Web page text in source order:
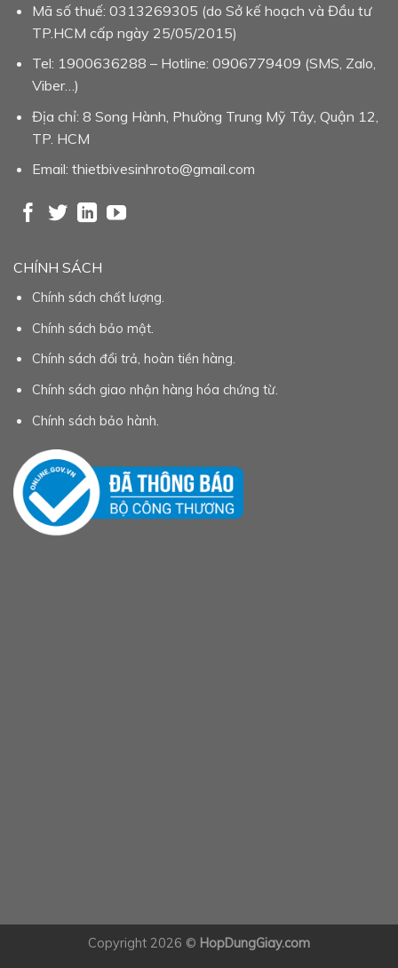
Mã số thuế: 0313269305 (do Sở kế hoạch và Đầu tư
TP.HCM cấp ngày 25/05/2015)
Tel: 1900636288 – Hotline: 0906779409 (SMS, Zalo,
Viber…)
Địa chỉ: 8 Song Hành, Phường Trung Mỹ Tây, Quận 12,
TP. HCM
Email: thietbivesinhroto@gmail.com
CHÍNH SÁCH
Chính sách chất lượng.
Chính sách bảo mật.
Chính sách đổi trả, hoàn tiền hàng.
Chính sách giao nhận hàng hóa chứng từ.
Chính sách bảo hành.
Copyright 2026 © HopDungGiay.com